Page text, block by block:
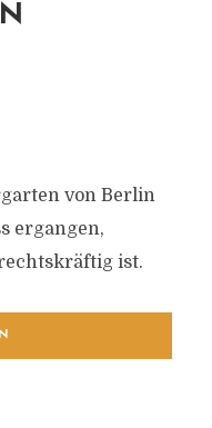
von Berlin
ergangen,
ist.